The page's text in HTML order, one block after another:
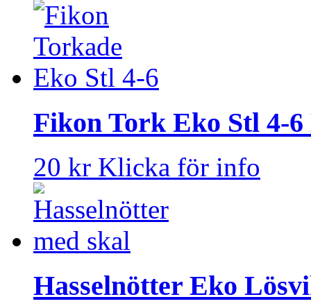
Fikon Tork Eko Stl 4-6
20 kr Klicka för info
Hasselnötter Eko